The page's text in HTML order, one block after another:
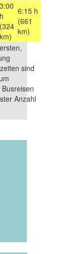
3:00
h
(324
km)
6:15 h
(661
km)
sind
Anzahl